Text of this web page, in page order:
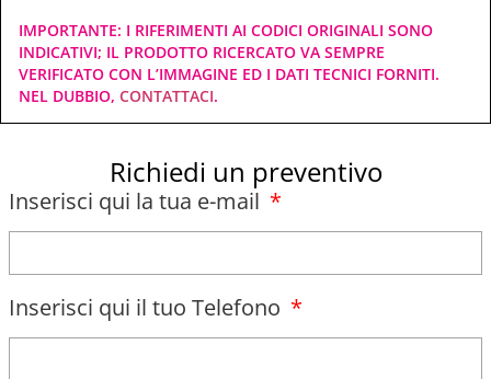
IMPORTANTE: I RIFERIMENTI AI CODICI ORIGINALI SONO
INDICATIVI; IL PRODOTTO RICERCATO VA SEMPRE
VERIFICATO CON L’IMMAGINE ED I DATI TECNICI FORNITI.
NEL DUBBIO, CONTATTACI.
Richiedi un preventivo
Inserisci qui la tua e-mail
Inserisci qui il tuo Telefono